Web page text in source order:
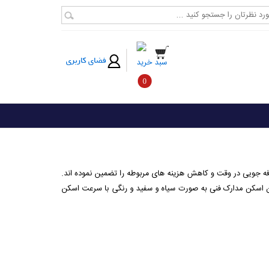
فضای کاربری سبد خرید
0
جویی در وقت و کاهش هزینه های مربوطه را تضمین نموده اند.
3 متر در دقیقه تا 6 متر در دقیقه با بهترین کیفیت چاپ و امکان اسکن مدارک فنی به صورت سیاه و سفید و رنگی با سرعت اسکن